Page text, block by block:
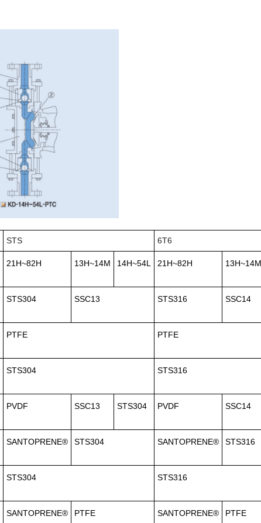
STS 6T6
21H~82H 13H~14M 14H~54L 21H~82H
STS304 SSC13 STS316 SSC14
PTFE PTFE
STS304 STS316
PVDF SSC13 STS304 PVDF SSC14
SANTOPRENE® STS304 SANTOPRENE® STS316
STS304 STS316
SANTOPRENE® PTFE SANTOPRENE® PTFE